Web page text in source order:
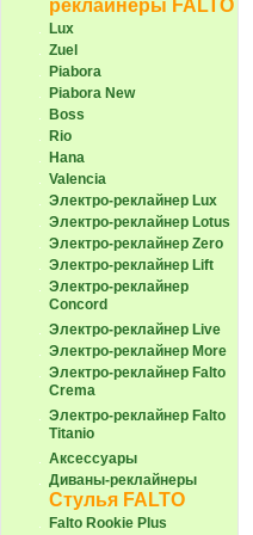
реклайнеры FALTO
Lux
Zuel
Piabora
Piabora New
Boss
Rio
Hana
Valencia
Электро-реклайнер Lux
Электро-реклайнер Lotus
Электро-реклайнер Zero
Электро-реклайнер Lift
Электро-реклайнер
Сoncord
Электро-реклайнер Live
Электро-реклайнер More
Электро-реклайнер Falto
Crema
Электро-реклайнер Falto
Titanio
Аксессуары
Диваны-реклайнеры
Стулья FALTO
Falto Rookie Plus